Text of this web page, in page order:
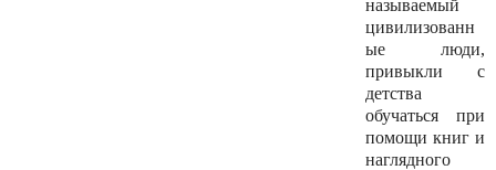
называемый
цивилизованн
ые люди,
привыкли с
детства
обучаться при
помощи книг и
наглядного